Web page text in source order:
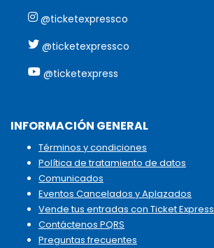
@ticketexpressco
@ticketexpressco
@ticketexpress
INFORMACIÓN GENERAL
Términos y condiciones
Política de tratamiento de datos
Comunicados
Eventos Cancelados y Aplazados
Vende tus entradas con Ticket Express
Contáctenos PQRS
Preguntas frecuentes